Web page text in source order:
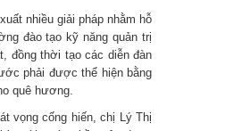
nhiều giải pháp nhằm hỗ
đào tạo kỹ năng quản trị
đồng thời tạo các diễn đàn
phải được thể hiện bằng
quê hương.
vọng cống hiến, chị Lý Thị